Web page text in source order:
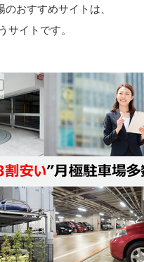
のおすすめサイトは、
サイトです。